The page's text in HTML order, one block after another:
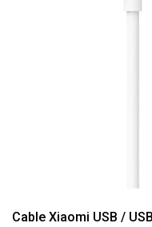
Cable Xiaomi USB /